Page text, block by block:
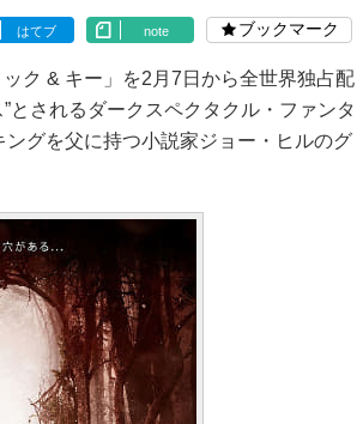
はてブ note ブックマーク
ク & キー」を2月7日から全世界独占配
とされるダークスペクタクル・ファンタ
グを父に持つ小説家ジョー・ヒルのグ